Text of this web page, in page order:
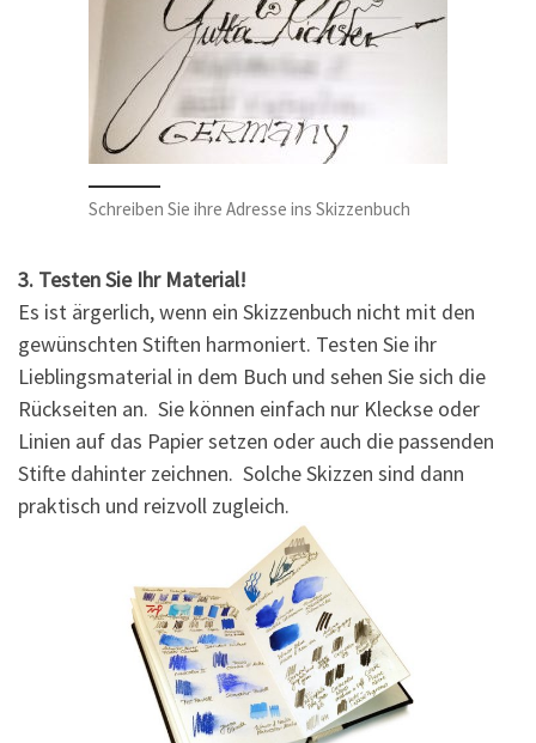
Schreiben Sie ihre Adresse ins Skizzenbuch
3. Testen Sie Ihr Material!
Es ist ärgerlich, wenn ein Skizzenbuch nicht mit den
gewünschten Stiften harmoniert. Testen Sie ihr
Lieblingsmaterial in dem Buch und sehen Sie sich die
Rückseiten an. Sie können einfach nur Kleckse oder
Linien auf das Papier setzen oder auch die passenden
Stifte dahinter zeichnen. Solche Skizzen sind dann
praktisch und reizvoll zugleich.